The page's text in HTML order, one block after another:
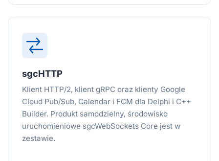
sgcHTTP
Klient HTTP/2, klient gRPC oraz klienty Google
Cloud Pub/Sub, Calendar i FCM dla Delphi i C++
Builder. Produkt samodzielny, środowisko
uruchomieniowe sgcWebSockets Core jest w
zestawie.